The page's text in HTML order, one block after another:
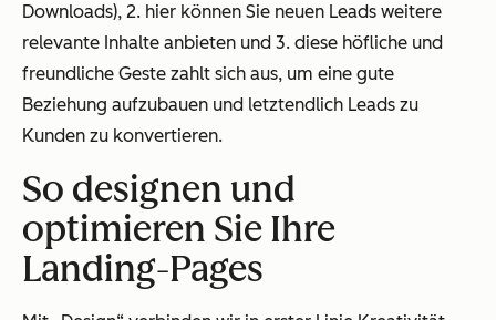
Downloads), 2. hier können Sie neuen Leads weitere
relevante Inhalte anbieten und 3. diese höfliche und
freundliche Geste zahlt sich aus, um eine gute
Beziehung aufzubauen und letztendlich Leads zu
Kunden zu konvertieren.
So designen und
optimieren Sie Ihre
Landing-Pages